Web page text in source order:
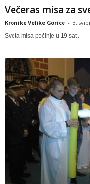
Večeras misa za
Kronike Velike Gorice - 3.
Sveta misa počinje u 19 sati.